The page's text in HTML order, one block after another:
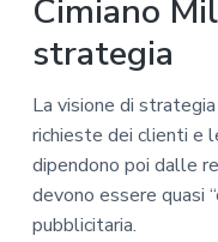
Cimiano
strategia
La visione di
richieste dei clienti e
dipendono poi dalle
devono essere quasi
pubblicitaria.